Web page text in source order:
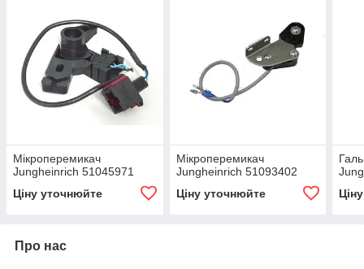
Мікроперемикач
Jungheinrich 51045971
Ціну уточнюйте
Мікроперемикач
Jungheinrich 51093402
Ціну уточнюйте
Про нас